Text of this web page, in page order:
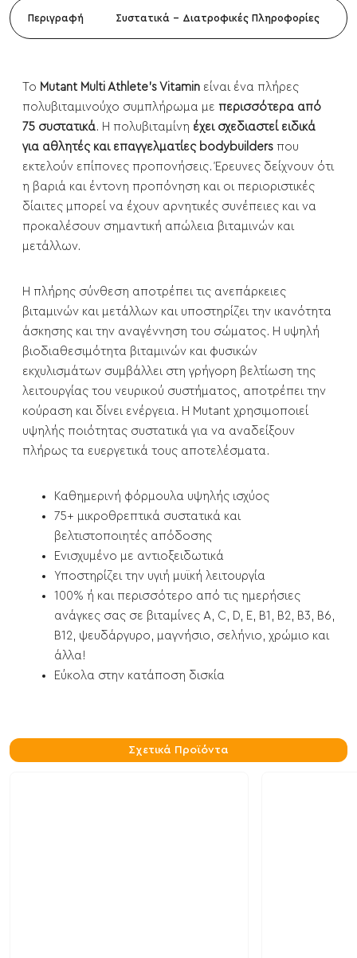
Περιγραφή Συστατικά - Διατροφικές Πληροφορίες
Το Mutant Multi Athlete's Vitamin είναι ένα πλήρες
πολυβιταμινούχο συμπλήρωμα με περισσότερα από
75 συστατικά. Η πολυβιταμίνη έχει σχεδιαστεί ειδικά
για αθλητές και επαγγελματίες bodybuilders που
εκτελούν επίπονες προπονήσεις. Έρευνες δείχνουν ότι
η βαριά και έντονη προπόνηση και οι περιοριστικές
δίαιτες μπορεί να έχουν αρνητικές συνέπειες και να
προκαλέσουν σημαντική απώλεια βιταμινών και
μετάλλων.
Η πλήρης σύνθεση αποτρέπει τις ανεπάρκειες
βιταμινών και μετάλλων και υποστηρίζει την ικανότητα
άσκησης και την αναγέννηση του σώματος. Η υψηλή
βιοδιαθεσιμότητα βιταμινών και φυσικών
εκχυλισμάτων συμβάλλει στη γρήγορη βελτίωση της
λειτουργίας του νευρικού συστήματος, αποτρέπει την
κούραση και δίνει ενέργεια. Η Mutant χρησιμοποιεί
υψηλής ποιότητας συστατικά για να αναδείξουν
πλήρως τα ευεργετικά τους αποτελέσματα.
Καθημερινή φόρμουλα υψηλής ισχύος
75+ μικροθρεπτικά συστατικά και
βελτιστοποιητές απόδοσης
Ενισχυμένο με αντιοξειδωτικά
Υποστηρίζει την υγιή μυϊκή λειτουργία
100% ή και περισσότερο από τις ημερήσιες
ανάγκες σας σε βιταμίνες A, C, D, E, B1, B2, B3, B6,
B12, ψευδάργυρο, μαγνήσιο, σελήνιο, χρώμιο και
άλλα!
Εύκολα στην κατάποση δισκία
Σχετικά Προϊόντα